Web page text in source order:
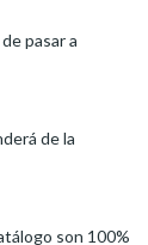
pasar a
de la
son 100%